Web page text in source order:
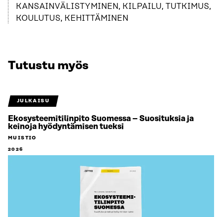
KANSAINVÄLISTYMINEN, KILPAILU, TUTKIMUS,
KOULUTUS, KEHITTÄMINEN
Tutustu myös
JULKAISU
Ekosysteemitilinpito Suomessa – Suosituksia ja
keinoja hyödyntämisen tueksi
MUISTIO
2026